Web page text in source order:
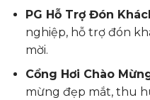
PG Hỗ Trợ Đón
nghiệp, hỗ trợ đón
mời.
Cổng Hơi Chào
mừng đẹp mắt, thu